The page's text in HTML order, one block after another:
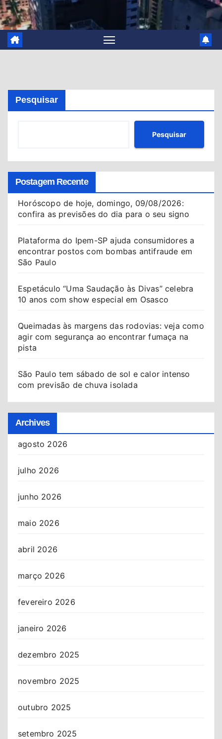
Pesquisar
Pesquisar
Postagem Recente
Horóscopo de hoje, domingo, 09/08/2026:
confira as previsões do dia para o seu signo
Plataforma do Ipem-SP ajuda consumidores a
encontrar postos com bombas antifraude em
São Paulo
Espetáculo “Uma Saudação às Divas” celebra
10 anos com show especial em Osasco
Queimadas às margens das rodovias: veja como
agir com segurança ao encontrar fumaça na
pista
São Paulo tem sábado de sol e calor intenso
com previsão de chuva isolada
Archives
agosto 2026
julho 2026
junho 2026
maio 2026
abril 2026
março 2026
fevereiro 2026
janeiro 2026
dezembro 2025
novembro 2025
outubro 2025
setembro 2025